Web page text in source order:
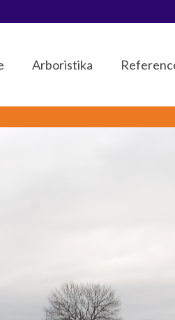
Arboristika